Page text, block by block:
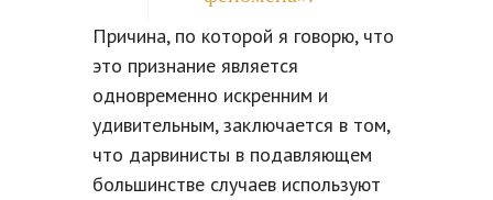
Причина, по которой я говорю, что
это признание является
одновременно искренним и
удивительным, заключается в том,
что дарвинисты в подавляющем
большинстве случаев используют